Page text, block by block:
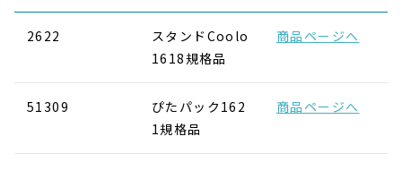
2622
スタンドCoolo
1618規格品
商品ページへ
51309
ぴたパック162
1規格品
商品ページへ